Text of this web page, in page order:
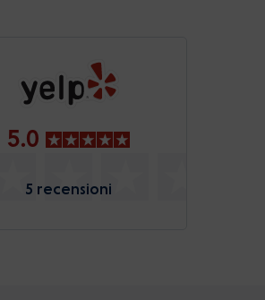
5.0
5 recensioni